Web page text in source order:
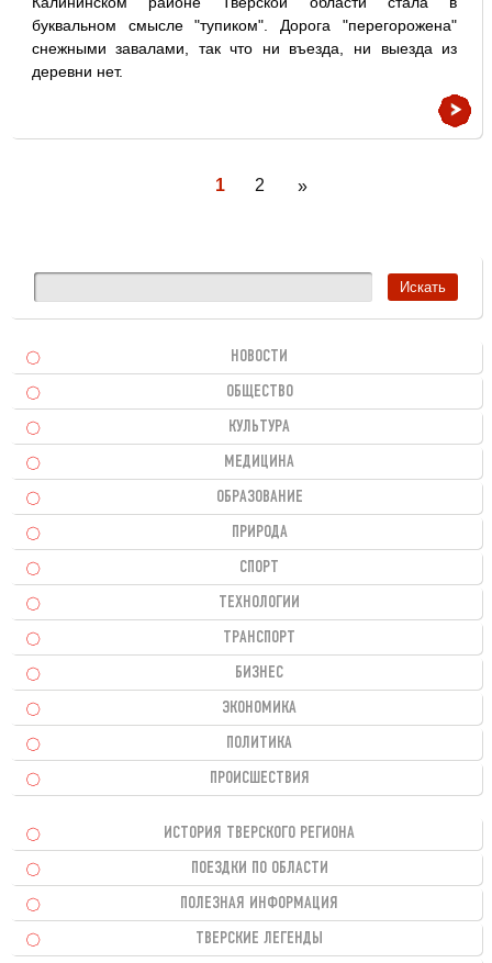
буквальном смысле "тупиком". Дорога "перегорожена"
снежными завалами, так что ни въезда, ни выезда из
деревни нет.
1 2 »
НОВОСТИ
ОБЩЕСТВО
КУЛЬТУРА
МЕДИЦИНА
ОБРАЗОВАНИЕ
ПРИРОДА
СПОРТ
ТЕХНОЛОГИИ
ТРАНСПОРТ
БИЗНЕС
ЭКОНОМИКА
ПОЛИТИКА
ПРОИСШЕСТВИЯ
ИСТОРИЯ ТВЕРСКОГО РЕГИОНА
ПОЕЗДКИ ПО ОБЛАСТИ
ПОЛЕЗНАЯ ИНФОРМАЦИЯ
ТВЕРСКИЕ ЛЕГЕНДЫ